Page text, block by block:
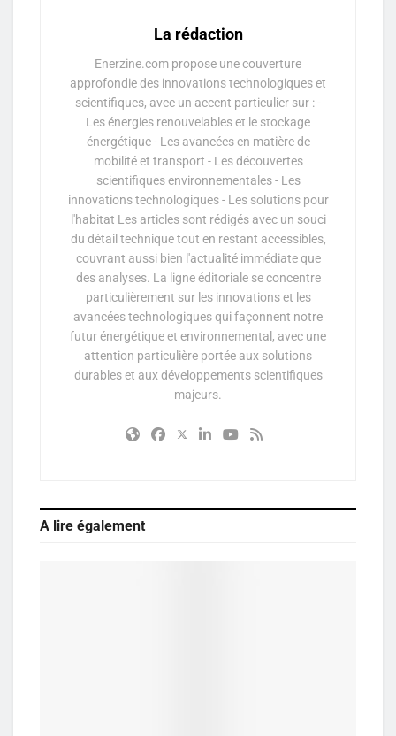
La rédaction
Enerzine.com propose une couverture
approfondie des innovations technologiques et
scientifiques, avec un accent particulier sur : -
Les énergies renouvelables et le stockage
énergétique - Les avancées en matière de
mobilité et transport - Les découvertes
scientifiques environnementales - Les
innovations technologiques - Les solutions pour
l'habitat Les articles sont rédigés avec un souci
du détail technique tout en restant accessibles,
couvrant aussi bien l'actualité immédiate que
des analyses. La ligne éditoriale se concentre
particulièrement sur les innovations et les
avancées technologiques qui façonnent notre
futur énergétique et environnemental, avec une
attention particulière portée aux solutions
durables et aux développements scientifiques
majeurs.
A lire également